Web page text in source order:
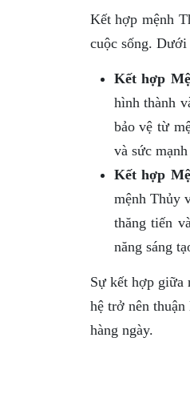
Kết hợp mệnh
cuộc sống.
Kết hợp
hình thành
bảo vệ từ
và sức
Kết hợp
mệnh Thủy
thăng tiến
năng sáng
Sự kết hợp giữa
hệ trở nên
hàng ngày.